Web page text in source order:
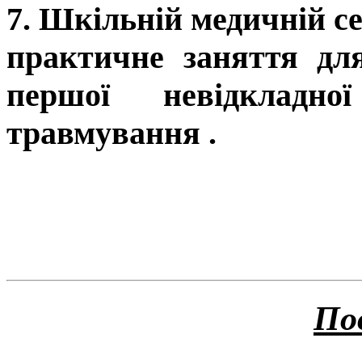
7. Шкільній медичній
практичне заняття
першої
травмування .